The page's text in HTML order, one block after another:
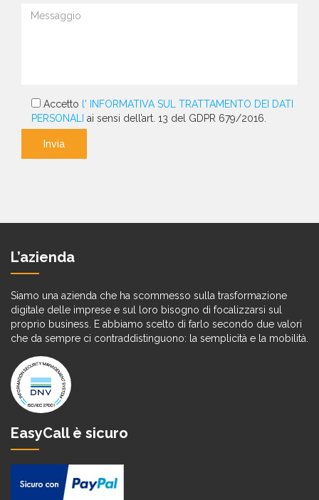
Accetto l' INFORMATIVA SUL TRATTAMENTO DEI DATI
PERSONALI ai sensi dell’art. 13 del GDPR 679/2016.
L’azienda
Siamo una azienda che ha scommesso sulla trasformazione
digitale delle imprese e sul loro bisogno di focalizzarsi sul
proprio business. E abbiamo scelto di farlo secondo due valori
che da sempre ci contraddistinguono: la semplicità e la mobilità.
EasyCall è sicuro